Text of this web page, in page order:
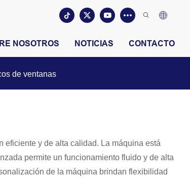
NOSOTROS NOTICIAS CONTACTO
de ventanas
eficiente y de alta calidad. La máquina está
permite un funcionamiento fluido y de alta
de la máquina brindan flexibilidad